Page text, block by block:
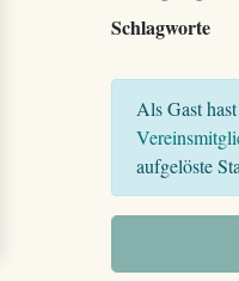
Schlagworte
Als Gast
aufgelöste